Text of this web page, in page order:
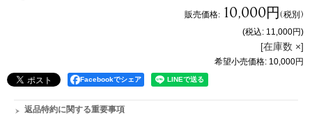
販売価格: 10,000円(税別)
(税込: 11,000円)
[在庫数 ×]
希望小売価格: 10,000円
Facebookでシェア
返品特約に関する重要事項